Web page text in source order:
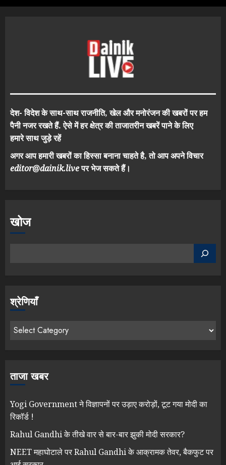
देश- विदेश के साथ-साथ राजनीति, खेल और मनोरंजन की खबरों पर हम
पैनी नजर रखते हैं. ऐसे में हर क्षेत्र की ताजातरीन खबरें पाने के लिए
हमारे साथ जुड़े रहें
अगर आप हमारी खबरों का हिस्सा बनाना चाहते है, तो आप अपने विचार
editor@dainik.liveपर भेज सकते हैं।
खोज
श्रेणियाँ
ताजा खबर
Yogi Government ने विज्ञापनों पर उड़ाए करोड़ों, टूट गया मोदी का
रिकॉर्ड !
Rahul Gandhi के तीखे वार से बार-बार झुकी मोदी सरकार?
NEET महाघोटाले पर Rahul Gandhi के आक्रामक तेवर, बैकफुट पर